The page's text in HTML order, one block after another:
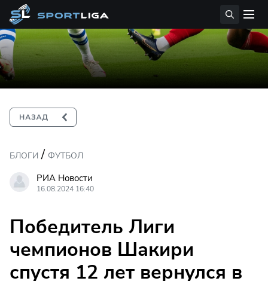
БЛОГИ / ФУТБОЛ
РИА Новости
16.08.2024 16:40
Победитель Лиги
чемпионов Шакири
спустя 12 лет вернулся в